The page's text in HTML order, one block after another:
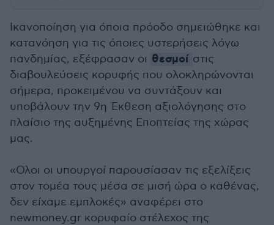
Ικανοποίηση για όποια πρόοδο σημειώθηκε και
κατανόηση για τις όποιες υστερήσεις λόγω
πανδημίας, εξέφρασαν οι θεσμοί στις
διαβουλεύσεις κορυφής που ολοκληρώνονται
σήμερα, προκειμένου να συντάξουν και
υποβάλουν την 9η Έκθεση αξιολόγησης στο
πλαίσιο της αυξημένης Εποπτείας της χώρας
μας.
«Ολοι οι υπουργοί παρουσίασαν τις εξελίξεις
στον τομέα τους μέσα σε μισή ώρα ο καθένας,
δεν είχαμε εμπλοκές» αναφέρει στο
newmoney.gr κορυφαίο στέλεχος της